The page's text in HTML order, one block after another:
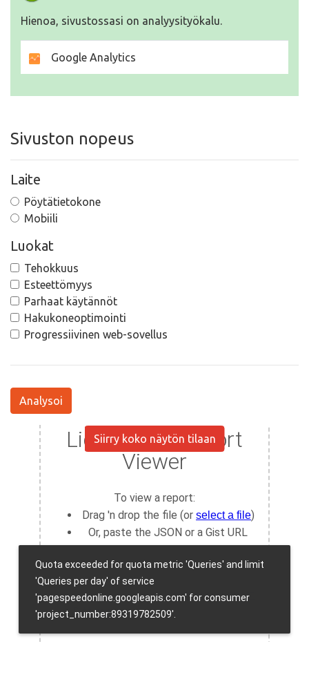
Hienoa, sivustossasi on analyysityökalu.
Google Analytics
Sivuston nopeus
Laite
Pöytätietokone
Mobiili
Luokat
Tehokkuus
Esteettömyys
Parhaat käytännöt
Hakukoneoptimointi
Progressiivinen web-sovellus
Analysoi
Siirry koko näytön tilaan